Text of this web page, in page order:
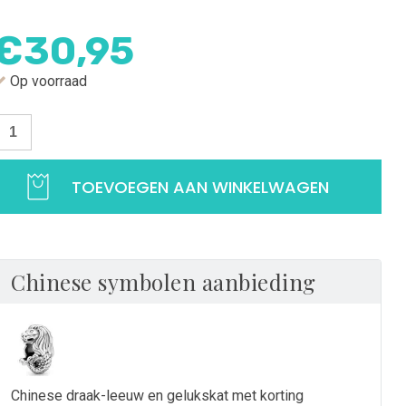
30,95
Op voorraad
Bedel
Zilver
TOEVOEGEN AAN WINKELWAGEN
Chinese symbolen aanbieding
Chinese draak-leeuw en gelukskat met korting